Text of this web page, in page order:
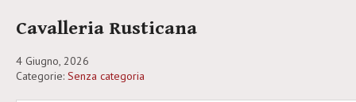
Cavalleria Rusticana
4 Giugno, 2026
Categorie: Senza categoria